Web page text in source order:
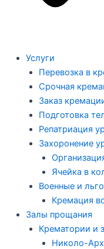
Услуги
Перевозка в
Срочная
Заказ
Подготовка
Репатриация
Захоронение
Ячейка в
Военные и
Кремация
Залы прощания
Крематории и
Николо-